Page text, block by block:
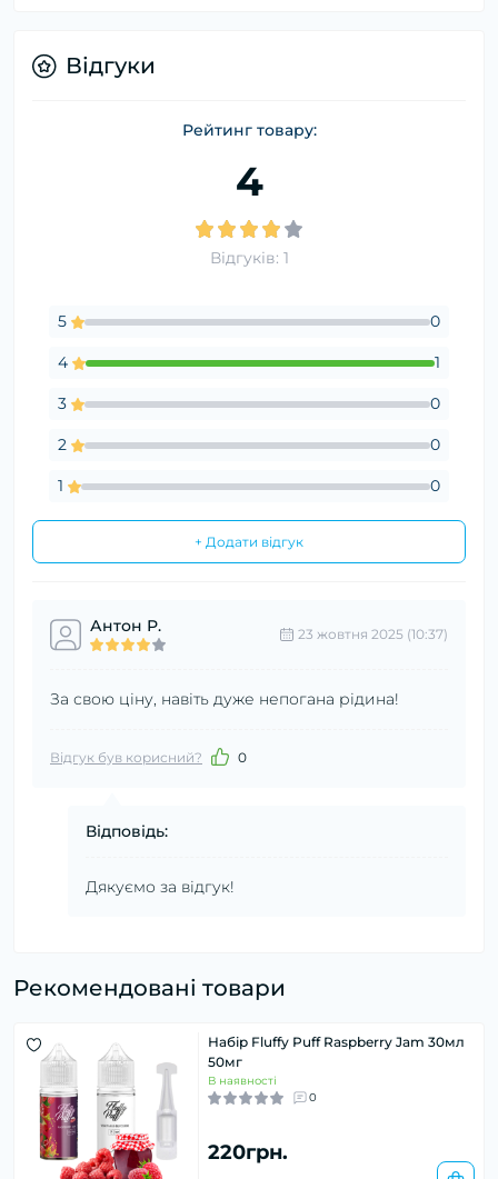
Відгуки
Рейтинг товару:
4
Відгуків: 1
5 0
4 1
3 0
2 0
1 0
+ Додати відгук
Антон Р. 23 жовтня 2025 (10:37)
За свою ціну, навіть дуже непогана рідина!
Відгук був корисний? 0
Відповідь:
Дякуємо за відгук!
Рекомендовані товари
Набір Fluffy Puff Raspberry Jam 30мл
50мг
В наявності
0
220грн.